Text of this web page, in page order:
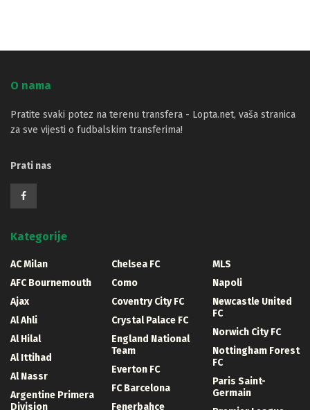
O nama
Pratite svaki potez na terenu transfera - Lopta.net, vaša stranica
za sve vijesti o fudbalskim transferima!
Prati nas
Kategorije
AC Milan
AFC Bournemouth
Ajax
Al Ahli
Al Hilal
Al Ittihad
Al Nassr
Argentine Primera
Division
Chelsea FC
Como
Coventry City FC
Crystal Palace FC
England National
Team
Everton FC
FC Barcelona
Fenerbahce
MLS
Napoli
Newcastle United
FC
Norwich City FC
Nottingham Forest
FC
Paris Saint-
Germain